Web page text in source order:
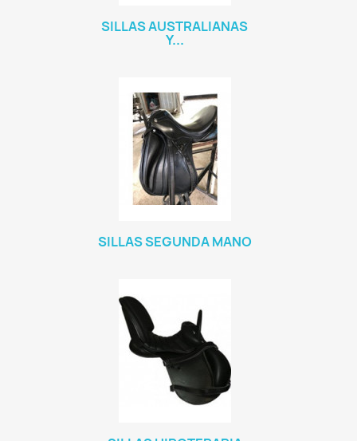
SILLAS AUSTRALIANAS
Y...
SILLAS SEGUNDA MANO